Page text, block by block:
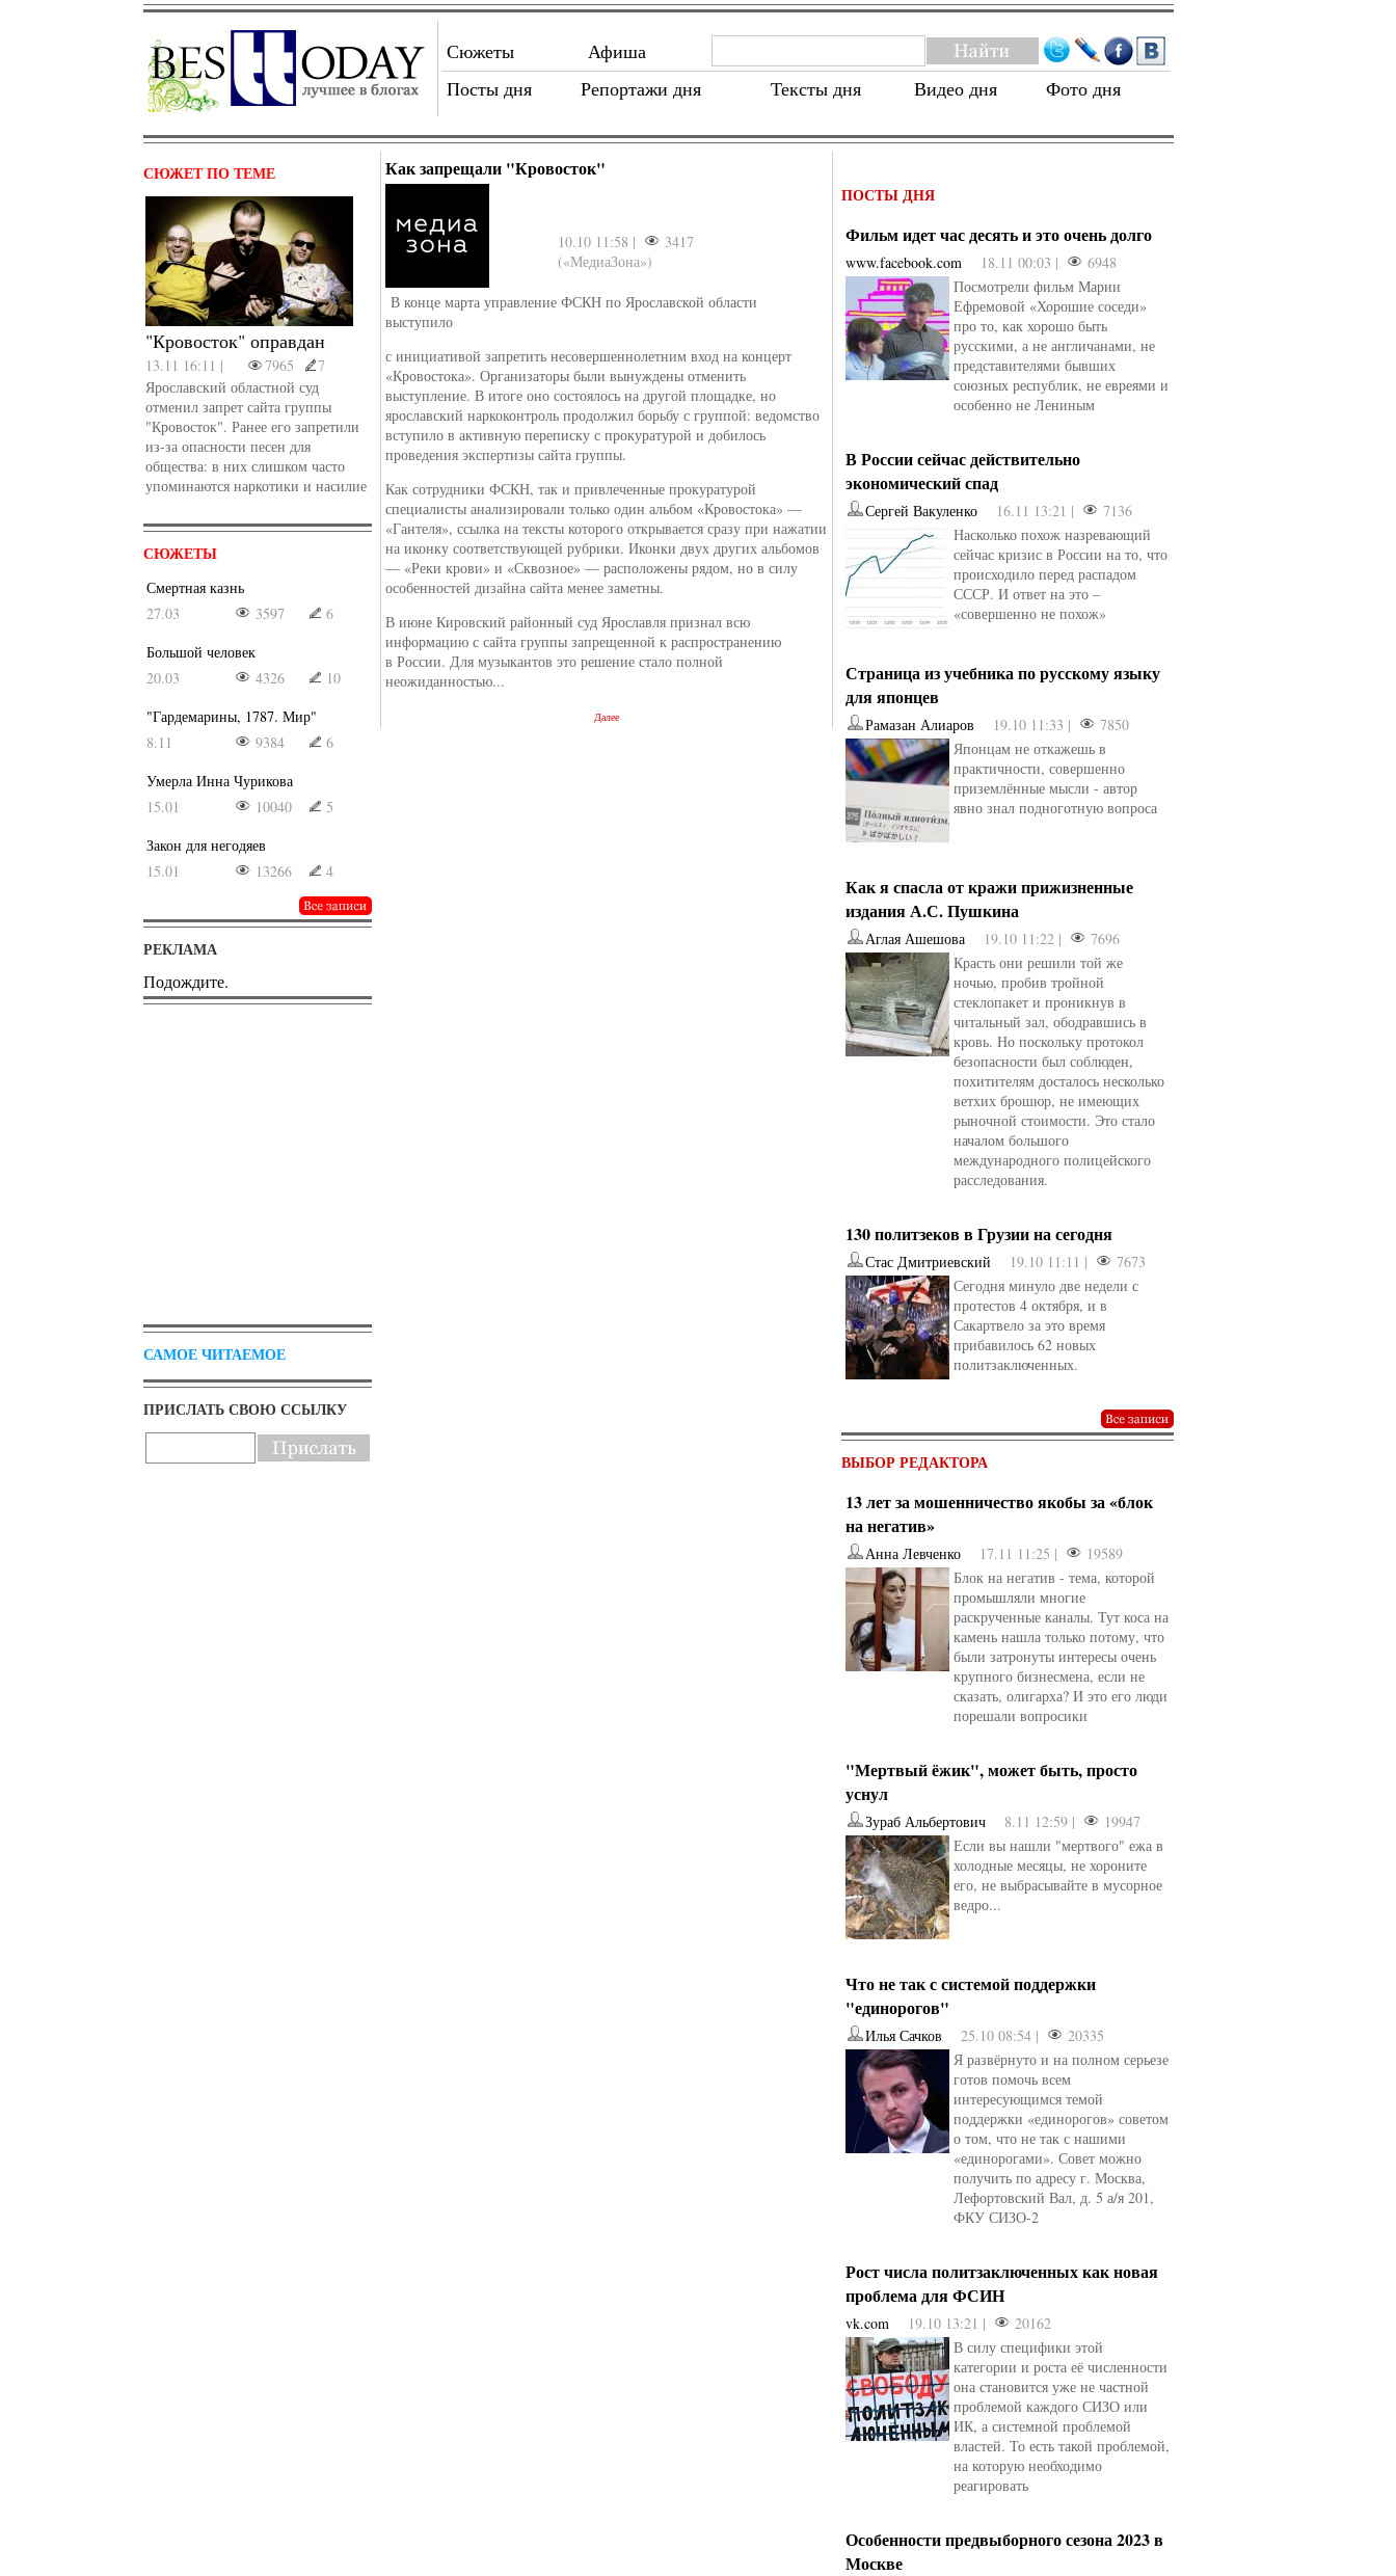
Сюжеты
Афиша
Посты дня
Репортажи дня Тексты дня Видео дня Фото дня
СЮЖЕТ ПО ТЕМЕ
"Кровосток" оправдан
13.11 16:11 | 7965
7
Ярославский областной суд
отменил запрет сайта группы
"Кровосток". Ранее его запретили
из-за опасности песен для
общества: в них слишком часто
упоминаются наркотики и насилие
СЮЖЕТЫ
Смертная казнь
27.03
3597
6
Большой человек
20.03
4326
10
"Гардемарины, 1787. Мир"
8.11
9384
6
Умерла Инна Чурикова
15.01
10040
5
Закон для негодяев
15.01
13266 4
РЕКЛАМА
Подождите.
САМОЕ ЧИТАЕМОЕ
ПРИСЛАТЬ СВОЮ ССЫЛКУ
Как запрещали "Кровосток"
10.10 11:58 |
3417
(«МедиаЗона»)
В конце марта управление ФСКН по Ярославской области
выступило
с инициативой запретить несовершеннолетним вход на концерт
«Кровостока». Организаторы были вынуждены отменить
выступление. В итоге оно состоялось на другой площадке, но
ярославский наркоконтроль продолжил борьбу с группой: ведомство
вступило в активную переписку с прокуратурой и добилось
проведения экспертизы сайта группы.
Как сотрудники ФСКН, так и привлеченные прокуратурой
специалисты анализировали только один альбом «Кровостока» —
«Гантеля», ссылка на тексты которого открывается сразу при нажатии
на иконку соответствующей рубрики. Иконки двух других альбомов
— «Реки крови» и «Сквозное» — расположены рядом, но в силу
особенностей дизайна сайта менее заметны.
В июне Кировский районный суд Ярославля признал всю
информацию с сайта группы запрещенной к распространению
в России. Для музыкантов это решение стало полной
неожиданностью...
Далее
ПОСТЫ ДНЯ
Фильм идет час десять и это очень долго
www.facebook.com 18.11 00:03 |
6948
Посмотрели фильм Марии
Ефремовой «Хорошие соседи»
про то, как хорошо быть
русскими, а не англичанами, не
представителями бывших
союзных республик, не евреями и
особенно не Лениным
В России сейчас действительно
экономический спад
Сергей Вакуленко 16.11 13:21 |
7136
Насколько похож назревающий
сейчас кризис в России на то, что
происходило перед распадом
СССР. И ответ на это –
«совершенно не похож»
Страница из учебника по русскому языку
для японцев
Рамазан Алиаров 19.10 11:33 |
7850
Японцам не откажешь в
практичности, совершенно
приземлённые мысли - автор
явно знал подноготную вопроса
Как я спасла от кражи прижизненные
издания А.С. Пушкина
Аглая Ашешова 19.10 11:22 |
7696
Красть они решили той же
ночью, пробив тройной
стеклопакет и проникнув в
читальный зал, ободравшись в
кровь. Но поскольку протокол
безопасности был соблюден,
похитителям досталось несколько
ветхих брошюр, не имеющих
рыночной стоимости. Это стало
началом большого
международного полицейского
расследования.
130 политзеков в Грузии на сегодня
Стас Дмитриевский 19.10 11:11 |
7673
Сегодня минуло две недели с
протестов 4 октября, и в
Сакартвело за это время
прибавилось 62 новых
политзаключенных.
ВЫБОР РЕДАКТОРА
13 лет за мошенничество якобы за «блок
на негатив»
Анна Левченко 17.11 11:25 |
19589
Блок на негатив - тема, которой
промышляли многие
раскрученные каналы. Тут коса на
камень нашла только потому, что
были затронуты интересы очень
крупного бизнесмена, если не
сказать, олигарха? И это его люди
порешали вопросики
"Мертвый ёжик", может быть, просто
уснул
Зураб Альбертович 8.11 12:59 |
19947
Если вы нашли "мертвого" ежа в
холодные месяцы, не хороните
его, не выбрасывайте в мусорное
ведро...
Что не так с системой поддержки
"единорогов"
Илья Сачков 25.10 08:54 |
20335
Я развёрнуто и на полном серьезе
готов помочь всем
интересующимся темой
поддержки «единорогов» советом
о том, что не так с нашими
«единорогами». Совет можно
получить по адресу г. Москва,
Лефортовский Вал, д. 5 а/я 201,
ФКУ СИЗО-2
Рост числа политзаключенных как новая
проблема для ФСИН
vk.com 19.10 13:21 |
20162
В силу специфики этой
категории и роста её численности
она становится уже не частной
проблемой каждого СИЗО или
ИК, а системной проблемой
властей. То есть такой проблемой,
на которую необходимо
реагировать
Особенности предвыборного сезона 2023 в
Москве